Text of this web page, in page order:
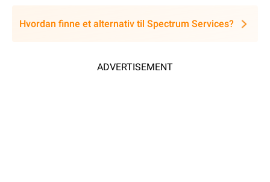
Hvordan finne et alternativ til Spectrum Services?
ADVERTISEMENT